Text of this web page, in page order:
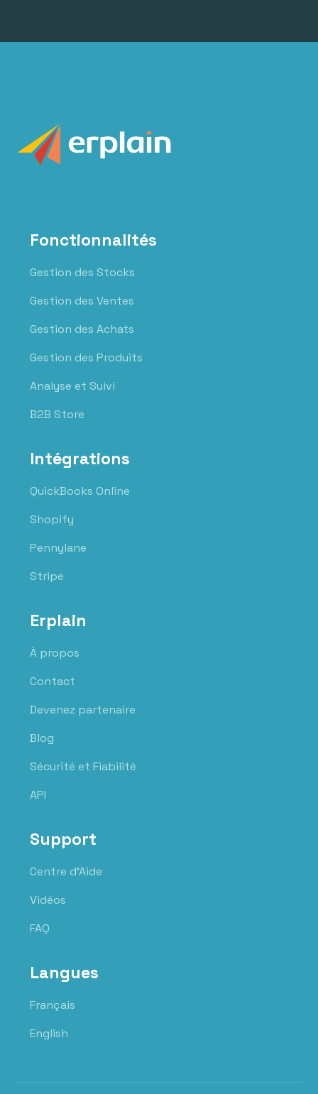
Fonctionnalités
Gestion des Stocks
Gestion des Ventes
Gestion des Achats
Gestion des Produits
Analyse et Suivi
B2B Store
Intégrations
QuickBooks Online
Shopify
Pennylane
Stripe
Erplain
À propos
Contact
Devenez partenaire
Blog
Sécurité et Fiabilité
API
Support
Centre d'Aide
Vidéos
FAQ
Langues
Français
English